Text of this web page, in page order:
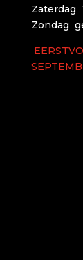
Zaterdag
Zondag